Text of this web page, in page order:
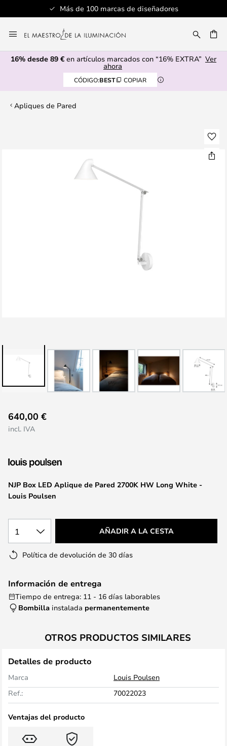
Más de 100 marcas de diseñadores
al
contenido
16% desde 89 € en artículos marcados con “16% EXTRA” Ver
ahora
CÓDIGO:BEST COPIAR
Apliques de Pared
comienzo
la
de
imágenes
NJP Box LED Aplique de Pared 2700K HW Long White -
Louis Poulsen
640,00 €
incl. IVA
1 AÑADIR A LA CESTA
Política de devolución de 30 días
Información de entrega
Tiempo de entrega: 11 - 16 días laborables
Bombilla instalada permanentemente
OTROS PRODUCTOS SIMILARES
Detalles de producto
Marca
Louis Poulsen
Ref.:
70022023
Ventajas del producto